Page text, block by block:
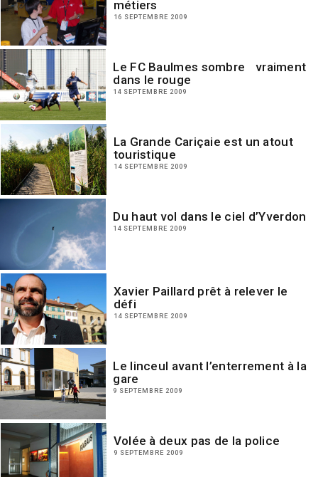
métiers
16 SEPTEMBRE 2009
Le FC Baulmes sombre vraiment
dans le rouge
14 SEPTEMBRE 2009
La Grande Cariçaie est un atout
touristique
14 SEPTEMBRE 2009
Du haut vol dans le ciel d’Yverdon
14 SEPTEMBRE 2009
Xavier Paillard prêt à relever le
défi
14 SEPTEMBRE 2009
Le linceul avant l’enterrement à la
gare
9 SEPTEMBRE 2009
Volée à deux pas de la police
9 SEPTEMBRE 2009